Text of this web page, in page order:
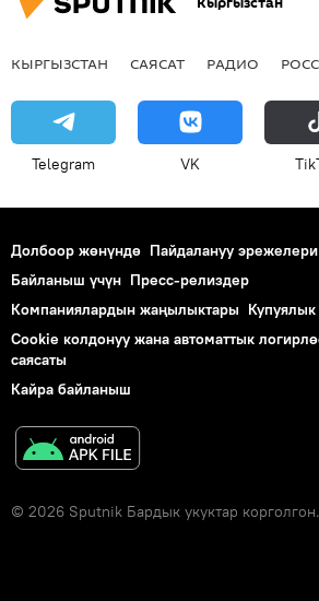
КЫРГЫЗСТАН САЯСАТ РАДИО
Telegram VK
Долбоор жөнүндө Пайдалануу эрежелери
Байланыш үчүн Пресс-релиздер
Компаниялардын жаңылыктары Купуялык
Cookie колдонуу жана автоматтык
саясаты
Кайра байланыш
© 2026 Sputnik Бардык укуктар